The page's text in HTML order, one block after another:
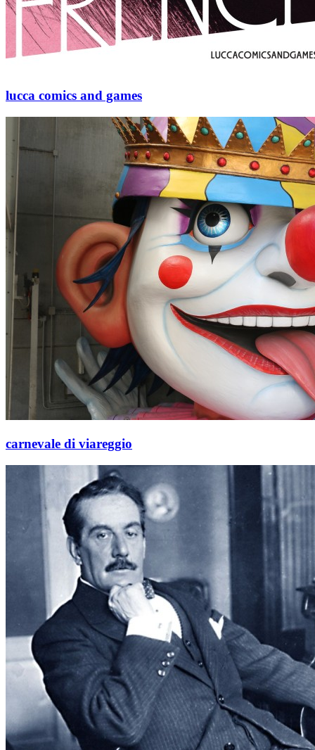
lucca comics and games
carnevale di viareggio